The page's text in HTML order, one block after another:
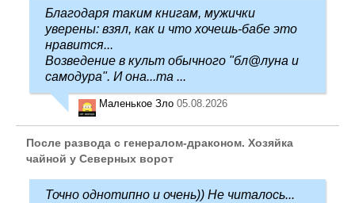
Благодаря таким книгам, мужички
уверены: взял, как и что хочешь-бабе это
нравится...
Возведение в культ обычного "бл@луна и
самодура". И она...та ...
Маленькое Зло 05.08.2026
После развода с генералом-драконом. Хозяйка
чайной у Северных ворот
Точно однотипно и очень)) Не читалось...